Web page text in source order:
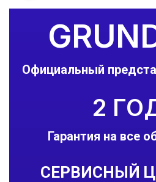
Официальный
2
Гарантия на все
СЕРВИСНЫЙ